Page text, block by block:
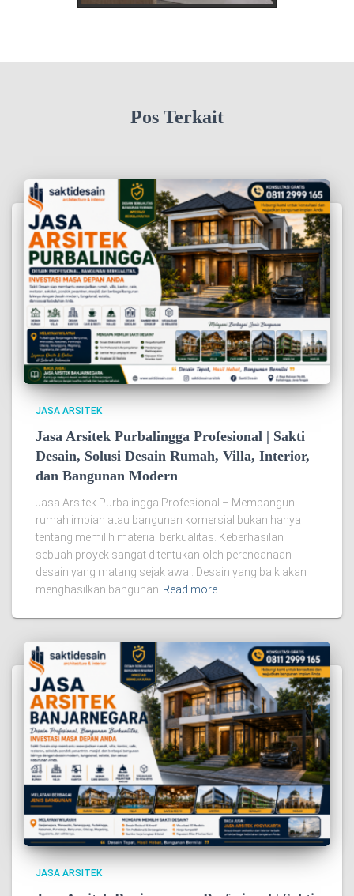
Pos Terkait
JASA ARSITEK
Jasa Arsitek Purbalingga Profesional | Sakti
Desain, Solusi Desain Rumah, Villa, Interior,
dan Bangunan Modern
Jasa Arsitek Purbalingga Profesional – Membangun
rumah impian atau bangunan komersial bukan hanya
tentang memilih material berkualitas. Keberhasilan
sebuah proyek sangat ditentukan oleh perencanaan
desain yang matang sejak awal. Desain yang baik akan
menghasilkan bangunan Read more
JASA ARSITEK